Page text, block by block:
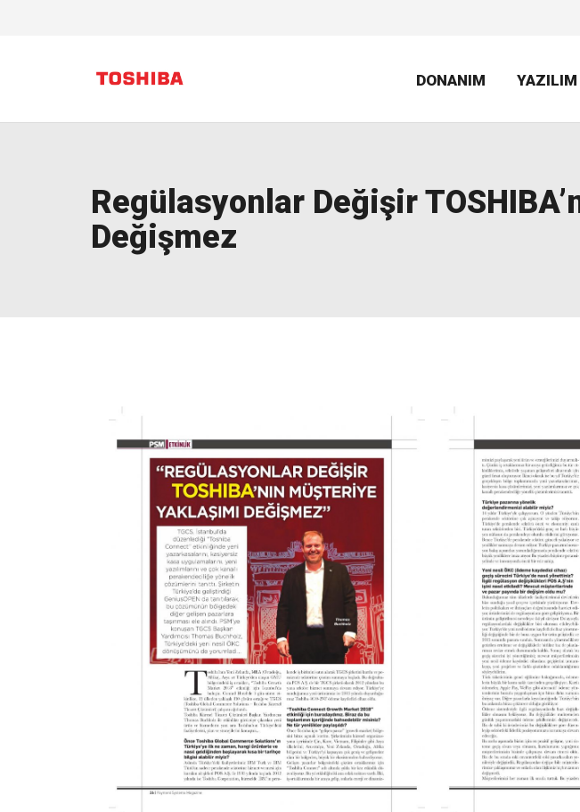
DONANIM YAZILIM
Regülasyonlar Değişir
Değişmez